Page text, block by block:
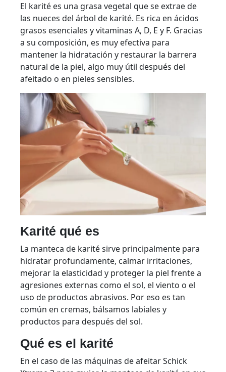
El karité es una grasa vegetal que se extrae de
las nueces del árbol de karité. Es rica en ácidos
grasos esenciales y vitaminas A, D, E y F. Gracias
a su composición, es muy efectiva para
mantener la hidratación y restaurar la barrera
natural de la piel, algo muy útil después del
afeitado o en pieles sensibles.
Karité qué es
La manteca de karité sirve principalmente para
hidratar profundamente, calmar irritaciones,
mejorar la elasticidad y proteger la piel frente a
agresiones externas como el sol, el viento o el
uso de productos abrasivos. Por eso es tan
común en cremas, bálsamos labiales y
productos para después del sol.
Qué es el karité
En el caso de las máquinas de afeitar Schick